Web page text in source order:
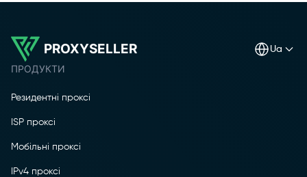
PROXYSELLER ua
ПРОДУКТИ
Резидентні проксі
ISP проксі
Мобільні проксі
IPv4 проксі